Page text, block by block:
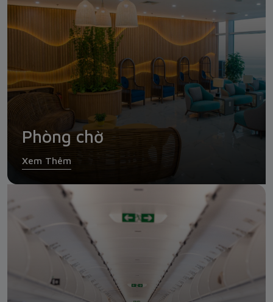
Phòng chờ
Xem Thêm